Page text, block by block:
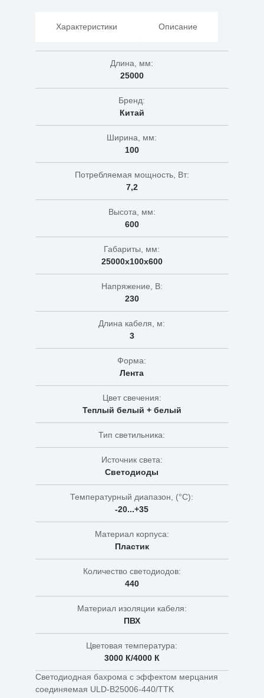
белый
белый
Характеристики Описание
Длина, мм:
25000
Бренд:
Китай
Ширина, мм:
100
Потребляемая мощность, Вт:
7,2
Высота, мм:
600
Габариты, мм:
25000х100х600
Напряжение, В:
230
Длина кабеля, м:
3
Форма:
Лента
Цвет свечения:
Теплый белый + белый
Тип светильника:
Источник света:
Светодиоды
Температурный диапазон, (°C):
-20...+35
Материал корпуса:
Пластик
Количество светодиодов:
440
Материал изоляции кабеля:
ПВХ
Цветовая температура:
3000 К/4000 К
Светодиодная бахрома с эффектом мерцания
соединяемая ULD-B25006-440/TTK